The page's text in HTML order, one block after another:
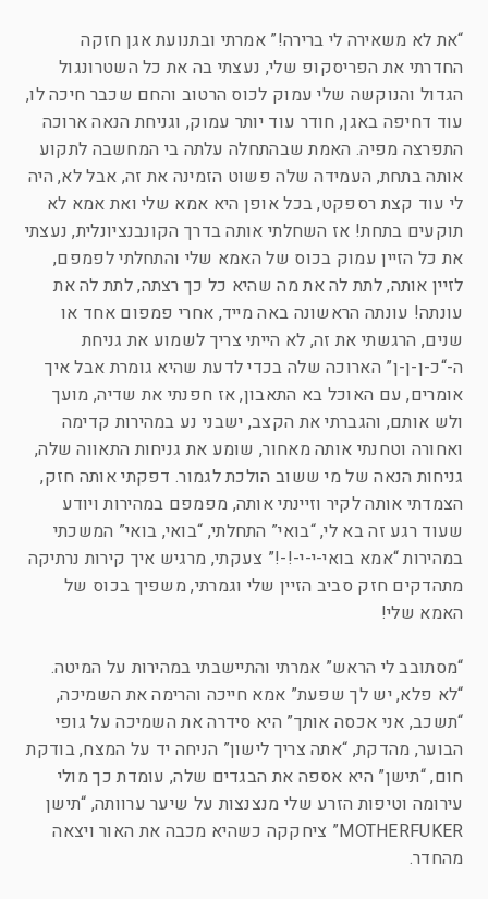
“את לא משאירה לי ברירה!” אמרתי ובתנועת אגן חזקה
החדרתי את הפריסקופ שלי, נעצתי בה את כל השטרונגול
הגדול והנוקשה שלי עמוק לכוס הרטוב והחם שכבר חיכה לו,
עוד דחיפה באגן, חודר עוד יותר עמוק, וגניחת הנאה ארוכה
התפרצה מפיה. האמת שבהתחלה עלתה בי המחשבה לתקוע
אותה בתחת, העמידה שלה פשוט הזמינה את זה, אבל לא, היה
לי עוד קצת רספקט, בכל אופן היא אמא שלי ואת אמא לא
תוקעים בתחת! אז השחלתי אותה בדרך הקונבנציונלית, נעצתי
את כל הזיין עמוק בכוס של האמא שלי והתחלתי לפמפם,
לזיין אותה, לתת לה את מה שהיא כל כך רצתה, לתת לה את
עונתה! עונתה הראשונה באה מייד, אחרי פמפום אחד או
שנים, הרגשתי את זה, לא הייתי צריך לשמוע את גניחת
ה-“כ-ן-ן-ן” הארוכה שלה בכדי לדעת שהיא גומרת אבל איך
אומרים, עם האוכל בא התאבון, אז חפנתי את שדיה, מועך
ולש אותם, והגברתי את הקצב, ישבני נע במהירות קדימה
ואחורה וטחנתי אותה מאחור, שומע את גניחות התאווה שלה,
גניחות הנאה של מי ששוב הולכת לגמור. דפקתי אותה חזק,
הצמדתי אותה לקיר וזיינתי אותה, מפמפם במהירות ויודע
שעוד רגע זה בא לי, “בואי” התחלתי, “בואי, בואי” המשכתי
במהירות “אמא בואי-י-י-!-!” צעקתי, מרגיש איך קירות נרתיקה
מתהדקים חזק סביב הזיין שלי וגמרתי, משפיך בכוס של
האמא שלי!
“מסתובב לי הראש” אמרתי והתיישבתי במהירות על המיטה.
“לא פלא, יש לך שפעת” אמא חייכה והרימה את השמיכה,
“תשכב, אני אכסה אותך” היא סידרה את השמיכה על גופי
הבוער, מהדקת, “אתה צריך לישון” הניחה יד על המצח, בודקת
חום, “תישן” היא אספה את הבגדים שלה, עומדת כך מולי
עירומה וטיפות הזרע שלי מנצנצות על שיער ערוותה, “תישן
MOTHERFUKER” ציחקקה כשהיא מכבה את האור ויצאה
מהחדר.